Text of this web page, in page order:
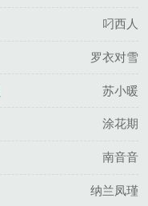
叼西人
罗衣对雪
苏小暖
涂花期
南音音
纳兰凤瑾